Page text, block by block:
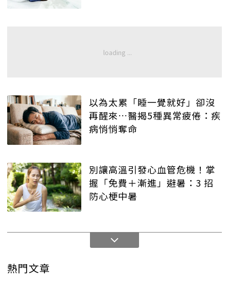
以為太累「睡一覺就好」卻沒
再醒來…醫揭5種異常疲倦：疾
病悄悄奪命
別讓高溫引發心血管危機！掌
握「免費＋漸進」避暑：3 招
防心梗中暑
熱門文章